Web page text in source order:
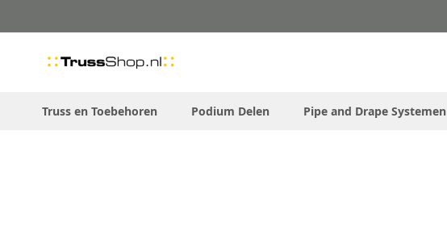
to
Truss en Toebehoren
Podium Delen Pipe and Drape Systemen